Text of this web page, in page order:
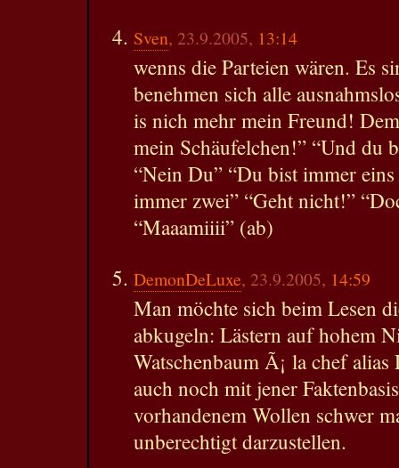
Sven, 23.9.2005, 13:14
wenns die Parteien wären. Es
benehmen sich alle
is nich mehr mein Freund!
mein Schäufelchen!” “Und du
“Nein Du” “Du bist immer
immer zwei” “Geht nicht!”
“Maaamiiii” (ab)
DemonDeLuxe, 23.9.2005, 14:59
Man möchte sich beim Lesen
abkugeln: Lästern auf hohem
Watschenbaum Ã¡ la chef
auch noch mit jener
vorhandenem Wollen schwer
unberechtigt darzustellen.